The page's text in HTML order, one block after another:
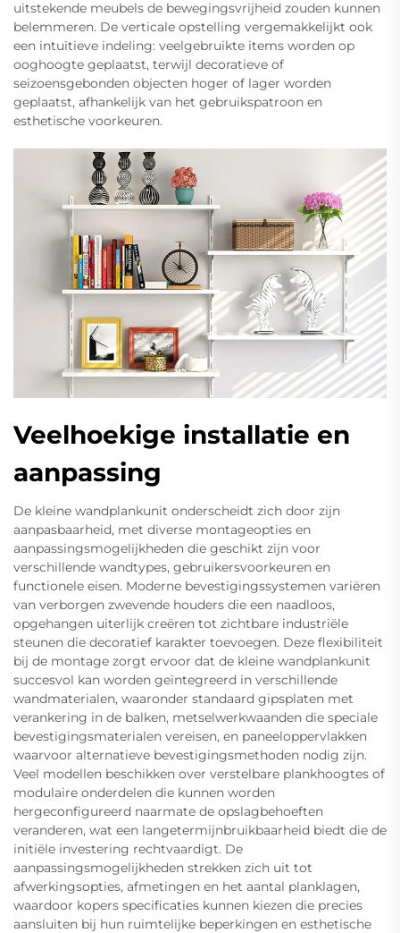
uitstekende meubels de bewegingsvrijheid zouden kunnen
belemmeren. De verticale opstelling vergemakkelijkt ook
een intuïtieve indeling: veelgebruikte items worden op
ooghoogte geplaatst, terwijl decoratieve of
seizoensgebonden objecten hoger of lager worden
geplaatst, afhankelijk van het gebruikspatroon en
esthetische voorkeuren.
Veelhoekige installatie en
aanpassing
De kleine wandplankunit onderscheidt zich door zijn
aanpasbaarheid, met diverse montageopties en
aanpassingsmogelijkheden die geschikt zijn voor
verschillende wandtypes, gebruikersvoorkeuren en
functionele eisen. Moderne bevestigingssystemen variëren
van verborgen zwevende houders die een naadloos,
opgehangen uiterlijk creëren tot zichtbare industriële
steunen die decoratief karakter toevoegen. Deze flexibiliteit
bij de montage zorgt ervoor dat de kleine wandplankunit
succesvol kan worden geïntegreerd in verschillende
wandmaterialen, waaronder standaard gipsplaten met
verankering in de balken, metselwerkwaanden die speciale
bevestigingsmaterialen vereisen, en paneeloppervlakken
waarvoor alternatieve bevestigingsmethoden nodig zijn.
Veel modellen beschikken over verstelbare plankhoogtes of
modulaire onderdelen die kunnen worden
hergeconfigureerd naarmate de opslagbehoeften
veranderen, wat een langetermijnbruikbaarheid biedt die de
initiële investering rechtvaardigt. De
aanpassingsmogelijkheden strekken zich uit tot
afwerkingsopties, afmetingen en het aantal planklagen,
waardoor kopers specificaties kunnen kiezen die precies
aansluiten bij hun ruimtelijke beperkingen en esthetische